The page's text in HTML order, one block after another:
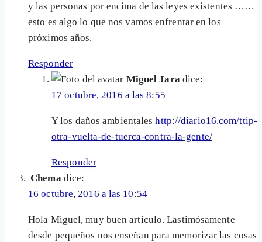
y las personas por encima de las leyes existentes ……
esto es algo lo que nos vamos enfrentar en los
próximos años.
Responder
Miguel Jara dice:
17 octubre, 2016 a las 8:55
Y los daños ambientaleshttp://diario16.com/ttip-
otra-vuelta-de-tuerca-contra-la-gente/
Responder
Chema dice:
16 octubre, 2016 a las 10:54
Hola Miguel, muy buen artículo. Lastimósamente
desde pequeños nos enseñan para memorizar las cosas